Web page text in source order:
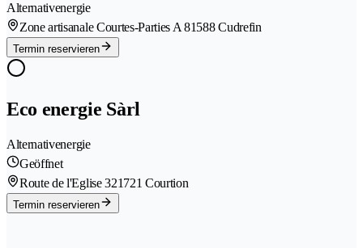
Alternativenergie
Zone artisanale Courtes-Parties A 81588 Cudrefin
Termin reservieren
Eco energie Sàrl
Alternativenergie
Geöffnet
Route de l'Eglise 321721 Courtion
Termin reservieren